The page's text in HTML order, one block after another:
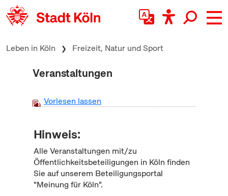
zum Inhalt springen
Leben in Köln Freizeit, Natur und Sport
Veranstaltungen
Vorlesen lassen
Hinweis:
Alle Veranstaltungen mit/zu
Öffentlichkeitsbeteiligungen in Köln finden
Sie auf unserem Beteiligungsportal
"Meinung für Köln".